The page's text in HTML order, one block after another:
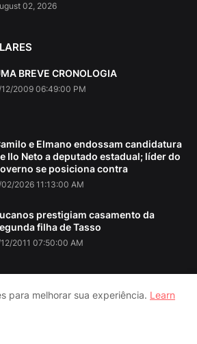
02, 2026
BREVE CRONOLOGIA
12/2009 06:49:00 PM
e Elmano endossam candidatura
Ilo Neto a deputado estadual; líder do
se posiciona contra
2026 11:13:00 AM
prestigiam casamento da
filha de Tasso
2011 07:50:00 AM
para melhorar sua experiência. Learn